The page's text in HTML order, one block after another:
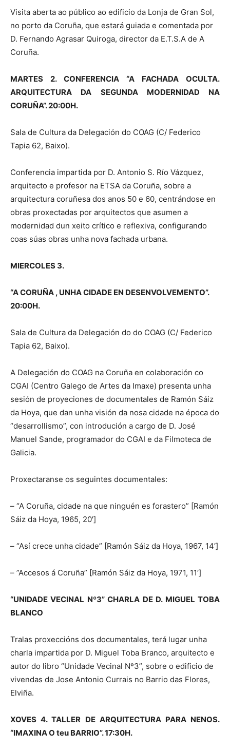
Visita aberta ao público ao edificio da Lonja de Gran Sol,
no porto da Coruña, que estará guiada e comentada por
D. Fernando Agrasar Quiroga, director da E.T.S.A de A
Coruña.
MARTES 2. CONFERENCIA “A FACHADA OCULTA.
ARQUITECTURA DA SEGUNDA MODERNIDAD NA
CORUÑA”. 20:00H.
Sala de Cultura da Delegación do COAG (C/ Federico
Tapia 62, Baixo).
Conferencia impartida por D. Antonio S. Río Vázquez,
arquitecto e profesor na ETSA da Coruña, sobre a
arquitectura coruñesa dos anos 50 e 60, centrándose en
obras proxectadas por arquitectos que asumen a
modernidad dun xeito crítico e reflexiva, configurando
coas súas obras unha nova fachada urbana.
MIERCOLES 3.
“A CORUÑA , UNHA CIDADE EN DESENVOLVEMENTO”.
20:00H.
Sala de Cultura da Delegación do do COAG (C/ Federico
Tapia 62, Baixo).
A Delegación do COAG na Coruña en colaboración co
CGAI (Centro Galego de Artes da Imaxe) presenta unha
sesión de proyeciones de documentales de Ramón Sáiz
da Hoya, que dan unha visión da nosa cidade na época do
“desarrollismo”, con introdución a cargo de D. José
Manuel Sande, programador do CGAI e da Filmoteca de
Galicia.
Proxectaranse os seguintes documentales:
– “A Coruña, cidade na que ninguén es forastero” [Ramón
Sáiz da Hoya, 1965, 20′]
– “Así crece unha cidade” [Ramón Sáiz da Hoya, 1967, 14′]
– ”Accesos á Coruña” [Ramón Sáiz da Hoya, 1971, 11′]
“UNIDADE VECINAL Nº3” CHARLA DE D. MIGUEL TOBA
BLANCO
Tralas proxeccións dos documentales, terá lugar unha
charla impartida por D. Miguel Toba Branco, arquitecto e
autor do libro “Unidade Vecinal Nº3”, sobre o edificio de
vivendas de Jose Antonio Currais no Barrio das Flores,
Elviña.
XOVES 4. TALLER DE ARQUITECTURA PARA NENOS.
“IMAXINA O teu BARRIO”. 17:30H.